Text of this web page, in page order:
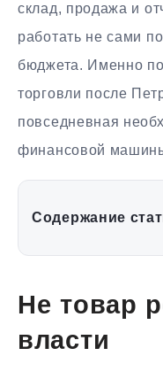
склад, продажа и
работать не сами
бюджета. Именно
торговли после
повседневная
финансовой
Содержание
Не товар
власти